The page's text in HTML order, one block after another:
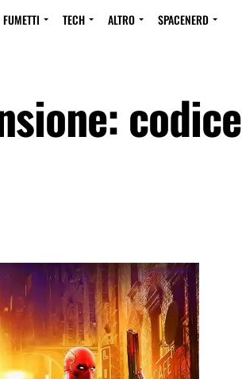
FUMETTI TECH ALTRO SPACENERD
codice